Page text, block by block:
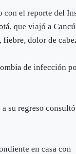
con el reporte del
que viajó a
fiebre, dolor de
de infección
su regreso
en casa con